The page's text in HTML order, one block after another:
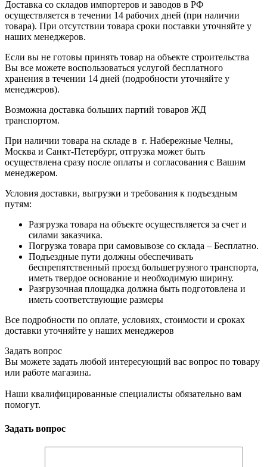
Доставка со складов импортеров и заводов в РФ
осуществляется в течении 14 рабочих дней (при наличии
товара). При отсутствии товара сроки поставки уточняйте у
наших менеджеров.
Если вы не готовы принять товар на объекте строительства
Вы все можете воспользоваться услугой бесплатного
хранения в течении 14 дней (подробности уточняйте у
менеджеров).
Возможна доставка больших партий товаров ЖД
транспортом.
При наличии товара на складе в г. Набережные Челны,
Москва и Санкт-Петербург, отгрузка может быть
осуществлена сразу после оплаты и согласования с Вашим
менеджером.
Условия доставки, выгрузки и требования к подъездным
путям:
Разгрузка товара на объекте осуществляется за счет и
силами заказчика.
Погрузка товара при самовывозе со склада – Бесплатно.
Подъездные пути должны обеспечивать
беспрепятственный проезд большегрузного транспорта,
иметь твердое основание и необходимую ширину.
Разгрузочная площадка должна быть подготовлена и
иметь соответствующие размеры
Все подробности по оплате, условиях, стоимости и сроках
доставки уточняйте у наших менеджеров
Задать вопрос
Вы можете задать любой интересующий вас вопрос по товару
или работе магазина.
Наши квалифицированные специалисты обязательно вам
помогут.
Задать вопрос